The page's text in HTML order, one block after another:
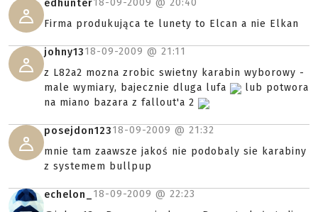
edhunter18-09-2009 @ 20:40
Firma produkująca te lunety to Elcan a nie Elkan
johny1318-09-2009 @ 21:11
z L82a2 mozna zrobic swietny karabin wyborowy -
male wymiary, bajecznie dluga lufa
lub potwora
na miano bazara z fallout'a 2
posejdon12318-09-2009 @ 21:32
mnie tam zaawsze jakoś nie podobaly sie karabiny
z systemem bullpup
echelon_ 18-09-2009 @ 22:23